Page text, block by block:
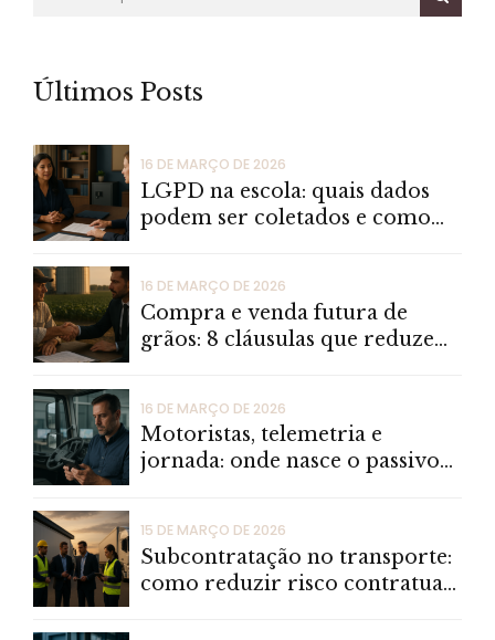
Últimos Posts
16 DE MARÇO DE 2026
LGPD na escola: quais dados
podem ser coletados e como
16 DE MARÇO DE 2026
Compra e venda futura de
grãos: 8 cláusulas que reduzem
16 DE MARÇO DE 2026
Motoristas, telemetria e
jornada: onde nasce o passivo
15 DE MARÇO DE 2026
Subcontratação no transporte:
como reduzir risco contratual,